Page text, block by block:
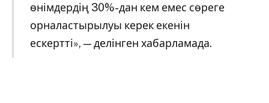
өнімдердің 30%-дан кем емес сөреге
орналастырылуы керек екенін
ескертті», — делінген хабарламада.